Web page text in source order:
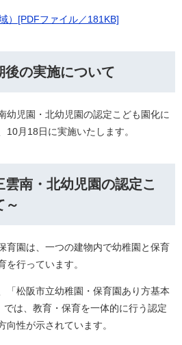
）[PDFファイル／181KB]
の実施について
児園・北幼児園の認定こども園化に
月18日に実施いたします。
南・北幼児園の認定こ
～
育園は、一つの建物内で幼稚園と保育
を行っています。
松阪市立幼稚園・保育園あり方基本
は、教育・保育を一体的に行う認定
向性が示されています。